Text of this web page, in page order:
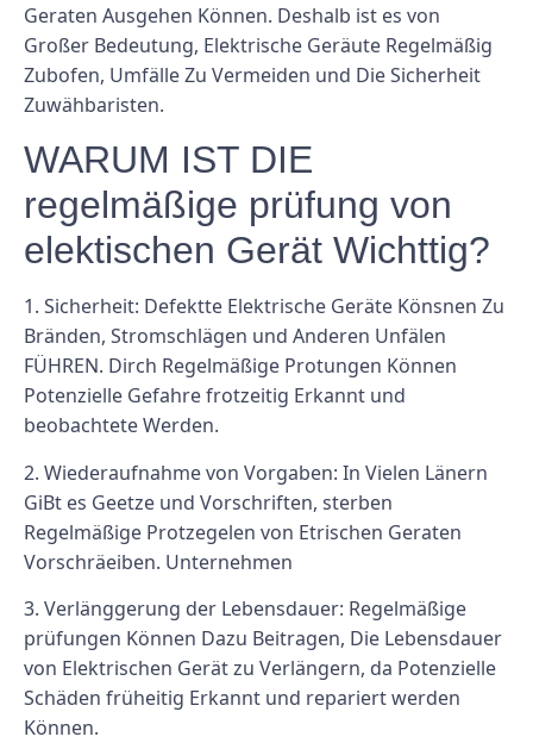
Geraten Ausgehen Können. Deshalb ist es von
Großer Bedeutung, Elektrische Geräute Regelmäßig
Zubofen, Umfälle Zu Vermeiden und Die Sicherheit
Zuwähbaristen.
WARUM IST DIE
regelmäßige prüfung von
elektischen Gerät Wichttig?
1. Sicherheit: Defektte Elektrische Geräte Könsnen Zu
Bränden, Stromschlägen und Anderen Unfälen
FÜHREN. Dirch Regelmäßige Protungen Können
Potenzielle Gefahre frotzeitig Erkannt und
beobachtete Werden.
2. Wiederaufnahme von Vorgaben: In Vielen Länern
GiBt es Geetze und Vorschriften, sterben
Regelmäßige Protzegelen von Etrischen Geraten
Vorschräeiben. Unternehmen
3. Verlänggerung der Lebensdauer: Regelmäßige
prüfungen Können Dazu Beitragen, Die Lebensdauer
von Elektrischen Gerät zu Verlängern, da Potenzielle
Schäden früheitig Erkannt und repariert werden
Können.